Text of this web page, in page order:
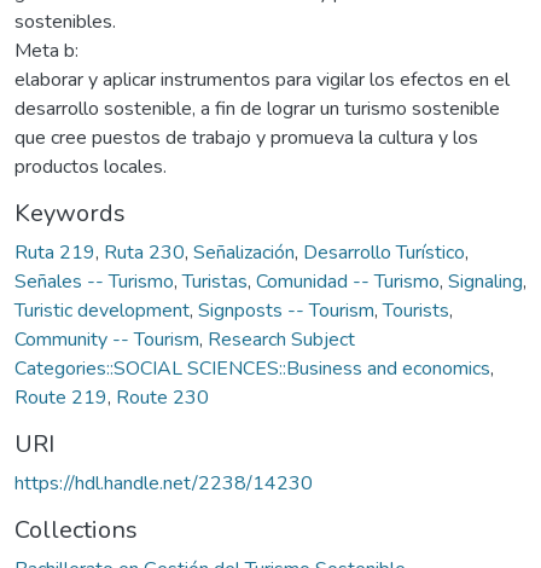
sostenibles.
Meta b:
elaborar y aplicar instrumentos para vigilar los efectos en el
desarrollo sostenible, a fin de lograr un turismo sostenible
que cree puestos de trabajo y promueva la cultura y los
productos locales.
Keywords
Ruta 219, Ruta 230, Señalización, Desarrollo Turístico,
Señales -- Turismo,Turistas, Comunidad -- Turismo, Signaling,
Turistic development, Signposts -- Tourism,Tourists,
Community -- Tourism, Research Subject
Categories::SOCIAL SCIENCES::Business and economics,
Route 219, Route 230
URI
https://hdl.handle.net/2238/14230
Collections